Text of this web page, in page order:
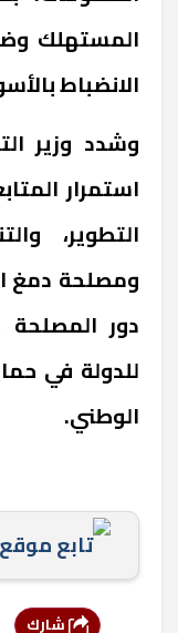
المستهلك
الانضباط
وشدد وزير
استمرار
التطوير،
ومصلحة دمغ
دور المصلحة
للدولة في
الوطني.
تابع